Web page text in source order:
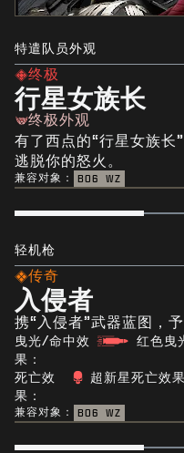
特遣队员外观
终极
行星女族长
终极外观
有了西点的“行星女族长”
逃脱你的怒火。
兼容对象： BO6 WZ
轻机枪
传奇
入侵者
携“入侵者”武器蓝图，
曳光/命中效
果：
红色曳
死亡效
果：
超新星死亡效果
兼容对象： BO6 WZ